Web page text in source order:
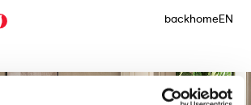
backhomeEN